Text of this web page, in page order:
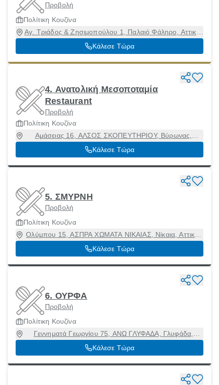
Προβολή
Πολίτικη Κουζίνα
Aγ. Τριάδος & Ζησιμοπούλου 1, Παλαιό Φάληρο, Αττική,
17564
Κάλεσε Τώρα
4. Ανατολική Μεσοποταμία
Restaurant
Προβολή
Πολίτικη Κουζίνα
Αμάσειας 16, ΑΛΣΟΣ ΣΚΟΠΕΥΤΗΡΙΟΥ, Βύρωνας,
Αττική, 16121
Κάλεσε Τώρα
5. ΣΜΥΡΝΗ
Προβολή
Πολίτικη Κουζίνα
Ολύμπου 15, ΑΣΠΡΑ ΧΩΜΑΤΑ ΝΙΚΑΙΑΣ, Νίκαια, Αττική,
18454
Κάλεσε Τώρα
6. ΟΥΡΦΑ
Προβολή
Πολίτικη Κουζίνα
Γεννηματά Γεωργίου 75, ΑΝΩ ΓΛΥΦΑΔΑ, Γλυφάδα,
Αττική, 16562
Κάλεσε Τώρα